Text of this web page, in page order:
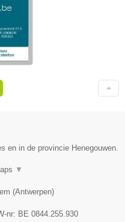
en in de provincie Henegouwen.
▼
(Antwerpen)
nr: BE 0844.255.930